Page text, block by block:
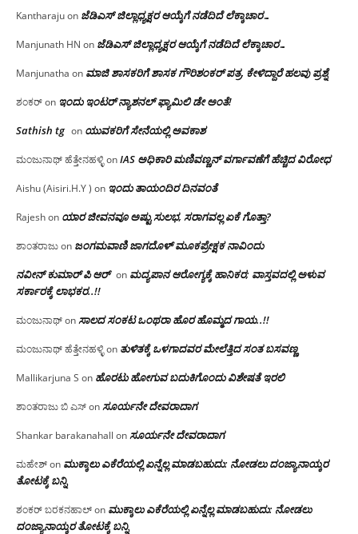
Kantharajuon ಜೆಡಿಎಸ್ ಜಿಲ್ಲಾಧ್ಯಕ್ಷರ ಆಯ್ಕೆಗೆ ನಡೆದಿದೆ ಲೆಕ್ಕಾಚಾರ…
Manjunath HN on ಜೆಡಿಎಸ್ ಜಿಲ್ಲಾಧ್ಯಕ್ಷರ ಆಯ್ಕೆಗೆ ನಡೆದಿದೆ ಲೆಕ್ಕಾಚಾರ…
Manjunatha on ಮಾಜಿ ಶಾಸಕರಿಗೆ ಶಾಸಕ ಗೌರಿಶಂಕರ್ ಪತ್ರ, ಕೇಳಿದ್ದಾರೆ ಹಲವು ಪ್ರಶ್ನೆ
ಶಂಕರ್on ಇಂದು ಇಂಟರ್ ನ್ಯಾಶನಲ್ ಫ್ಯಾಮಿಲಿ ಡೇ ಅಂತೆ!
Sathish tg on ಯುವಕರಿಗೆ ಸೇನೆಯಲ್ಲಿ ಅವಕಾಶ
ಮಂಜುನಾಥ್ ಹೆತ್ತೇನಹಳ್ಳಿonIAS ಅಧಿಕಾರಿ ಮಣಿವಣ್ಣನ್ ವರ್ಗಾವಣೆಗೆ ಹೆಚ್ಚಿದ‌ ವಿರೋಧ
Aishu (Aisiri.H.Y ) on ಇಂದು ತಾಯಂದಿರ ದಿನವಂತೆ
Rajeshon ಯಾರ ಜೀವನವೂ ಅಷ್ಟು ಸುಲಭ, ಸರಾಗವಲ್ಲ ಏಕೆ ಗೊತ್ತಾ?
ಶಾಂತರಾಜುon ಜಂಗಮವಾಣಿ ಜಾಗದೊಳ್ ಮೂಕಪ್ರೇಕ್ಷಕ ನಾವಿಂದು
ನವೀನ್ ಕುಮಾರ್ ಪಿ ಆರ್ on ಮದ್ಯಪಾನ ಆರೋಗ್ಯಕ್ಕೆ ಹಾನಿಕರ; ವಾಸ್ತವದಲ್ಲಿ ಅಳುವ
ಸರ್ಕಾರಕ್ಕೆ ಲಾಭಕರ..!!
ಮಂಜುನಾಥ್onಸಾಲದ ಸಂಕಟ ಒಂಥರಾ ಹೊರ ಹೊಮ್ಮದ ಗಾಯ..!!
ಮಂಜುನಾಥ್ ಹೆತ್ತೇನಹಳ್ಳಿon ತುಳಿತಕ್ಕೆ ಒಳಗಾದವರ ಮೇಲೆತ್ತಿದ ಸಂತ ಬಸವಣ್ಣ
Mallikarjuna S on ಹೊರಟು ಹೋಗುವ ಬದುಕಿಗೊಂದು ವಿಶೇಷತೆ ಇರಲಿ
ಶಾಂತರಾಜು ಬಿ ಎಸ್onಸೂರ್ಯನೇ ದೇವರಾದಾಗ
Shankar barakanahall onಸೂರ್ಯನೇ ದೇವರಾದಾಗ
ಮಹೇಶ್on ಮುಕ್ಕಾಲು ಎಕೆರೆಯಲ್ಲಿ ಏನ್ನೆಲ್ಲ‌ ಮಾಡಬಹುದು: ನೋಡಲು ದಂಜ್ಯಾನಾಯ್ಕರ
ತೋಟಕ್ಕೆ ಬನ್ನಿ
ಶಂಕರ್ ಬರಕನಹಾಲ್on ಮುಕ್ಕಾಲು ಎಕೆರೆಯಲ್ಲಿ ಏನ್ನೆಲ್ಲ‌ ಮಾಡಬಹುದು: ನೋಡಲು
ದಂಜ್ಯಾನಾಯ್ಕರ ತೋಟಕ್ಕೆ ಬನ್ನಿ